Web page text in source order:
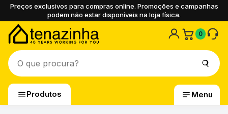
Preços exclusivos para compras online. Promoções e campanhas
podem não estar disponíveis na loja física.
0
Produtos Menu